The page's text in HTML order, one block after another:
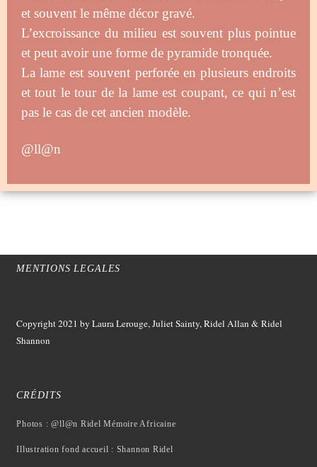
et souvent le même décor gravé.
L’excroissance du milieu est souvent plus pointue
et peut avoir une forme de pyramide tronquée.
La lame est souvent perforée en plusieurs endroits
et tout le tour de la lame est coupant, ce qui n’est
pas le cas de cet ancien modèle.
@ll@n
MENTIONS LEGALES
Copyright 2021 by Laura Lerouge, Juliet Sainty, Ridel Allan &Ridel
Shannon
CRÉDITS
Photos : @ll@n Ridel Mémoire Africaine
Illustration fond accueil : Shannon Ridel